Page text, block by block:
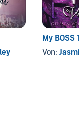
My BOSS
Von: Jasmin